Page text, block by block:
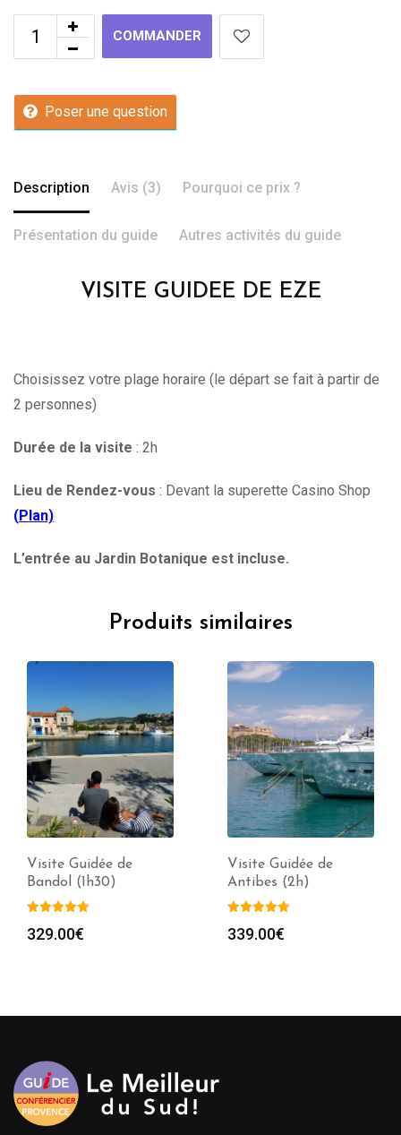
COMMANDER
Poser une question
Description Avis (3) Pourquoi ce prix ?
Présentation du guide Autres activités du guide
VISITE GUIDEE DE EZE
Choisissez votre plage horaire (le départ se fait à partir de
2 personnes)
Durée de la visite : 2h
Lieu de Rendez-vous : Devant la superette Casino Shop
(Plan)
L’entrée au Jardin Botanique est incluse.
Produits similaires
Visite Guidée de
Bandol (1h30)
329.00€
Visite Guidée de
Antibes (2h)
339.00€